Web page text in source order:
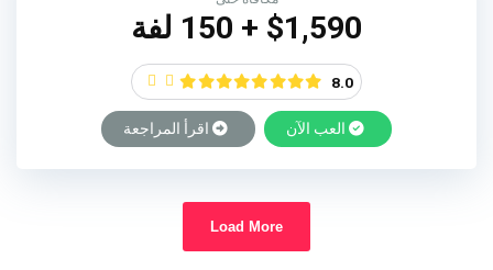
$1,590 + 150 لفة
8.0
العب الآن اقرأ المراجعة
Load More